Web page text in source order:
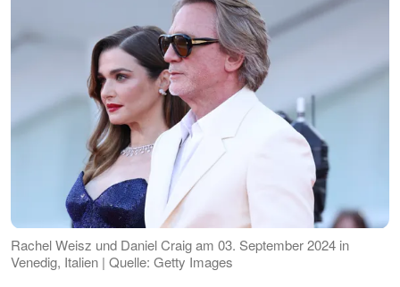
Rachel Weisz und Daniel Craig am 03. September 2024 in
Venedig, Italien | Quelle: Getty Images